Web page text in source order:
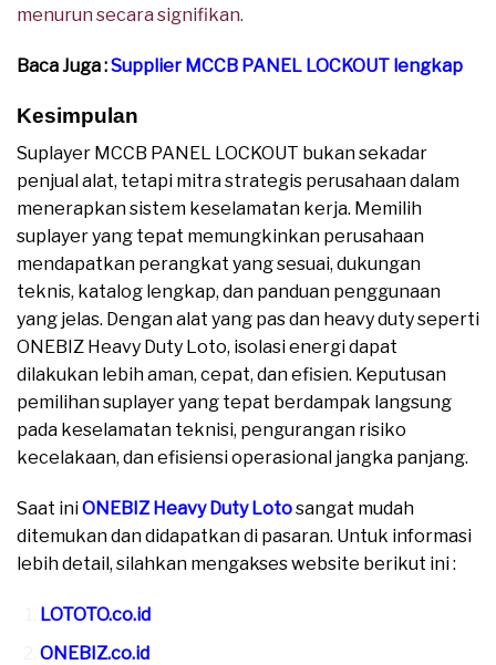
menurun secara signifikan.
Baca Juga :Supplier MCCB PANEL LOCKOUT lengkap
Kesimpulan
Suplayer MCCB PANEL LOCKOUT bukan sekadar
penjual alat, tetapi mitra strategis perusahaan dalam
menerapkan sistem keselamatan kerja. Memilih
suplayer yang tepat memungkinkan perusahaan
mendapatkan perangkat yang sesuai, dukungan
teknis, katalog lengkap, dan panduan penggunaan
yang jelas. Dengan alat yang pas dan heavy duty seperti
ONEBIZ Heavy Duty Loto, isolasi energi dapat
dilakukan lebih aman, cepat, dan efisien. Keputusan
pemilihan suplayer yang tepat berdampak langsung
pada keselamatan teknisi, pengurangan risiko
kecelakaan, dan efisiensi operasional jangka panjang.
Saat iniONEBIZ Heavy Duty Lotosangat mudah
ditemukan dan didapatkan di pasaran. Untuk informasi
lebih detail, silahkan mengakses website berikut ini :
LOTOTO.co.id
ONEBIZ.co.id